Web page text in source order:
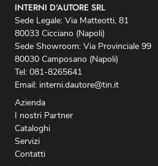
INTERNI D'AUTORE SRL
Sede Legale: Via Matteotti, 81
80033 Cicciano (Napoli)
Sede Showroom: Via Provinciale 99
80030 Camposano (Napoli)
Tel: 081-8265641
Email: interni.dautore@tin.it
Azienda
I nostri Partner
Cataloghi
Servizi
Contatti